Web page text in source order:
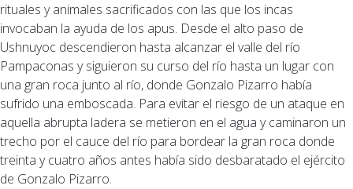
rituales y animales sacrificados con las que los incas
invocaban la ayuda de los apus. Desde el alto paso de
Ushnuyoc descendieron hasta alcanzar el valle del río
Pampaconas y siguieron su curso del río hasta un lugar con
una gran roca junto al río, donde Gonzalo Pizarro había
sufrido una emboscada. Para evitar el riesgo de un ataque en
aquella abrupta ladera se metieron en el agua y caminaron un
trecho por el cauce del río para bordear la gran roca donde
treinta y cuatro años antes había sido desbaratado el ejército
de Gonzalo Pizarro.